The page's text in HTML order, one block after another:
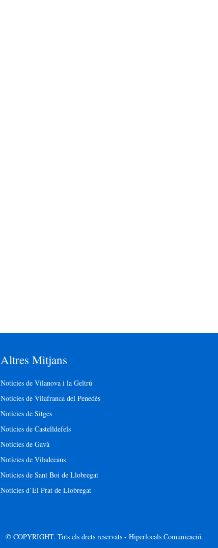
Altres Mitjans
Notícies de Vilanova i la Geltrú
Notícies de Vilafranca del Penedès
Notícies de Sitges
Notícies de Castelldefels
Notícies de Gavà
Notícies de Viladecans
Notícies de Sant Boi de Llobregat
Notícies d’El Prat de Llobregat
© COPYRIGHT. Tots els drets reservats - Hiperlocals Comunicació.